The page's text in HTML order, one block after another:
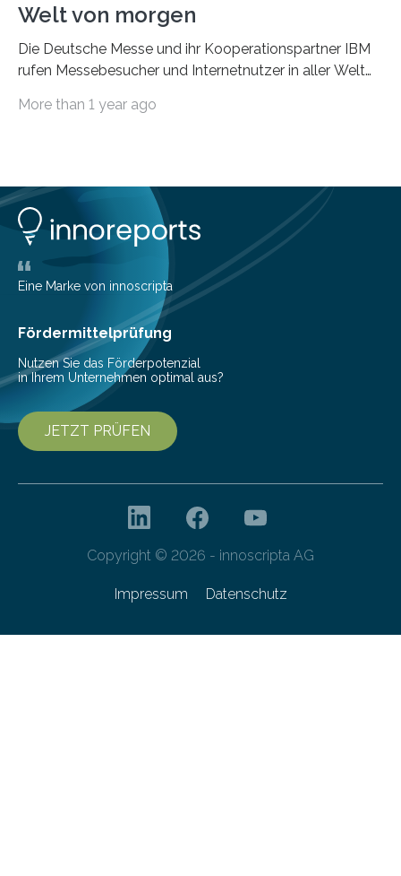
Welt von morgen
Die Deutsche Messe und ihr Kooperationspartner IBM
rufen Messebesucher und Internetnutzer in aller Welt
More than 1 year ago
Eine Marke von innoscripta
Fördermittelprüfung
Nutzen Sie das Förderpotenzial
in Ihrem Unternehmen optimal aus?
JETZT PRÜFEN
Copyright © 2026 - innoscripta AG
Impressum Datenschutz